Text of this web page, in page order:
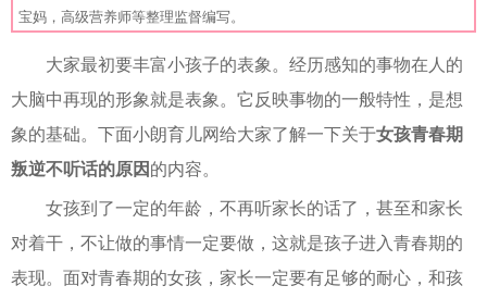
宝妈，高级营养师等整理监督编写。
大家最初要丰富小孩子的表象。经历感知的事物在人的
大脑中再现的形象就是表象。它反映事物的一般特性，是想
象的基础。下面小朗育儿网给大家了解一下关于女孩青春期
叛逆不听话的原因 的内容。
女孩到了一定的年龄，不再听家长的话了，甚至和家长
对着干，不让做的事情一定要做，这就是孩子进入青春期的
表现。面对青春期的女孩，家长一定要有足够的耐心，和孩